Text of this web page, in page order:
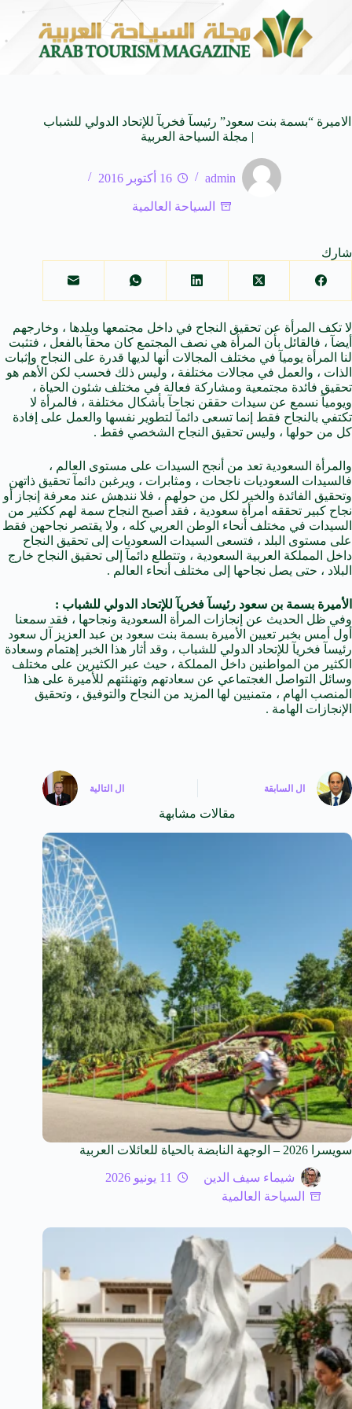
العالمية 8 أغسطس 2026 وزير الثقافة السعودي: استضافة
الاميرة “بسمة بنت سعود” رئيسآ فخريآ للإتحاد الدولي للشباب
| مجلة السياحة العربية
admin 16 أكتوبر 2016
السياحة العالمية
شارك
لا تكف المرأة عن تحقيق النجاح في داخل مجتمعها وبلدها ، وخارجهم
أيضآ ، فالقائل بأن المرأة هي نصف المجتمع كان محقآ بالفعل ، فتثبت
لنا المرأة يوميآ في مختلف المجالات أنها لديها قدرة على النجاح وإثبات
الذات ، والعمل في مجالات مختلفة ، وليس ذلك فحسب لكن الأهم هو
تحقيق فائدة مجتمعية ومشاركة فعالة في مختلف شئون الحياة ،
ويوميآ نسمع عن سيدات حققن نجاحآ بأشكال مختلفة ، فالمرأة لا
تكتفي بالنجاح فقط إنما تسعى دائمآ لتطوير نفسها والعمل على إفادة
كل من حولها ، وليس تحقيق النجاح الشخصي فقط .
والمرأة السعودية تعد من أنجح السيدات على مستوى العالم ،
فالسيدات السعوديات ناجحات ، ومثابرات ، ويرغبن دائمآ تحقيق ذاتهن
وتحقيق الفائدة والخير لكل من حولهم ، فلا نندهش عند معرفة إنجاز أو
نجاح كبير تحققه امرأة سعودية ، فقد أصبح النجاح سمة لهم ككثير من
السيدات في مختلف أنحاء الوطن العربي كله ، ولا يقتصر نجاحهن فقط
على مستوى البلد ، فتسعى السيدات السعوديات إلى تحقيق النجاح
داخل المملكة العربية السعودية ، وتتطلع دائمآ إلى تحقيق النجاح خارج
البلاد ، حتى يصل نجاحها إلى مختلف أنحاء العالم .
الأميرة بسمة بن سعود رئيسآ فخريآ للإتحاد الدولي للشباب :
وفي ظل الحديث عن إنجازات المرأة السعودية ونجاحها ، فقد سمعنا
أول أمس بخبر تعيين الأميرة بسمة بنت سعود بن عبد العزيز آل سعود
رئيسآ فخريآ للإتحاد الدولي للشباب ، وقد أثار هذا الخبر إهتمام وسعادة
الكثير من المواطنين داخل المملكة ، حيث عبر الكثيرين على مختلف
وسائل التواصل الغجتماعي عن سعادتهم وتهنئتهم للأميرة على هذا
المنصب الهام ، متمنيين لها المزيد من النجاح والتوفيق ، وتحقيق
الإنجازات الهامة .
ال السابقة ال التالية
مقالات مشابهة
سويسرا 2026 – الوجهة النابضة بالحياة للعائلات العربية
شيماء سيف الدين
11 يونيو 2026
السياحة العالمية